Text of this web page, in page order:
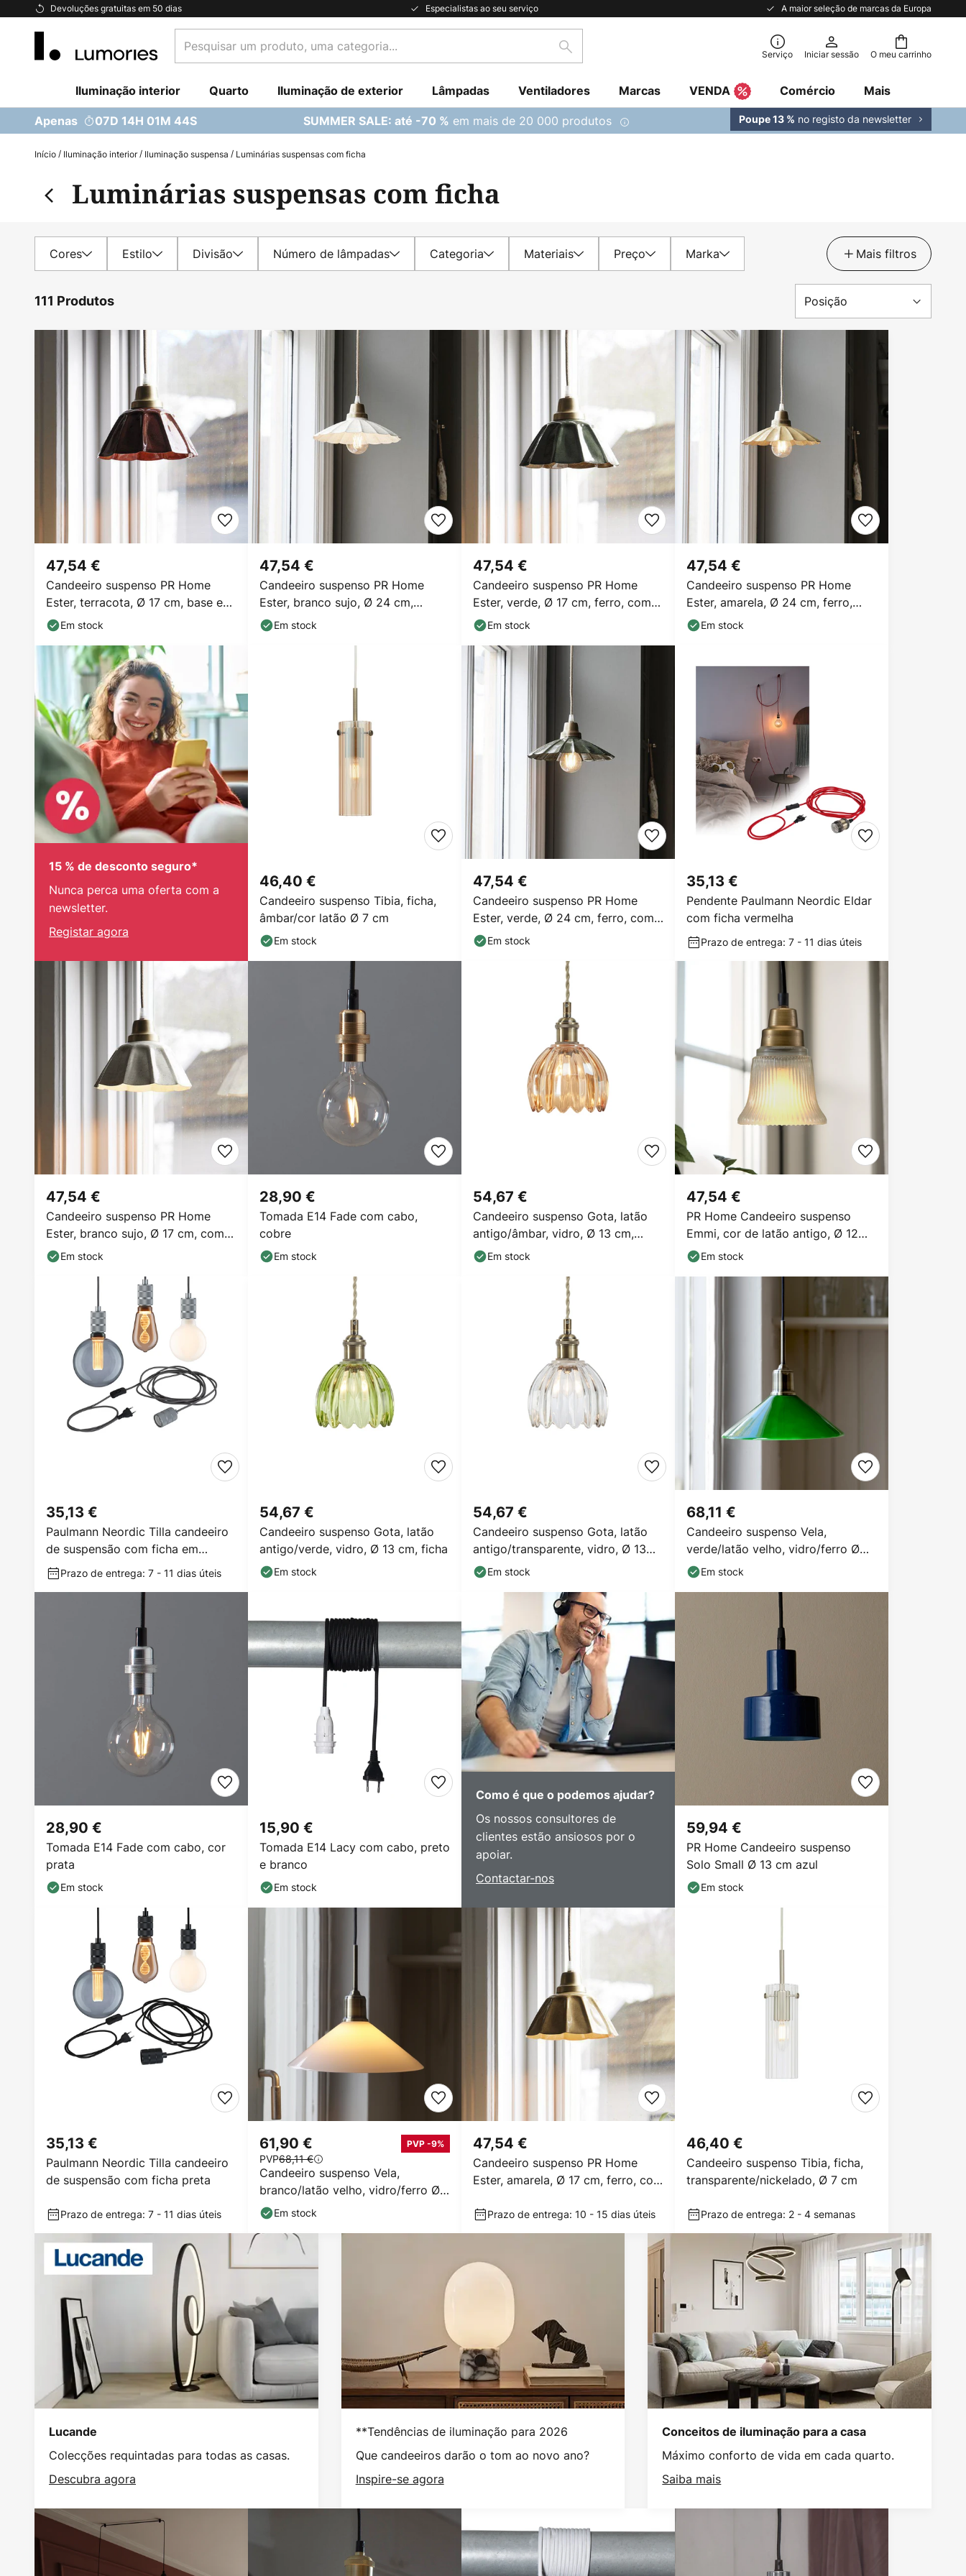
Devoluções gratuitas em 50 dias Especialistas ao seu serviço A maior seleção de marcas da Europa
Ir
Conteúdo
O meu carrinho
um
uma
categoria...
Pesquisar Serviço Iniciar sessão
Iluminação interior Quarto Iluminação de exterior Lâmpadas Ventiladores Marcas VENDA Comércio Mais
Apenas 07D 14H 01M 42S SUMMER SALE: até -70 % em mais de 20 000 produtos Poupe 13 % no registo da newsletter
Início Iluminação interior Iluminação suspensa Luminárias suspensas com ficha
Luminárias suspensas com ficha
Cores Estilo Divisão Número de lâmpadas Categoria Materiais Preço Marka Mais filtros
111 Produtos
Candeeiro suspenso PR Home
Ester, terracota, Ø 17 cm, base em
ferro
47,54 €
Em stock
Candeeiro suspenso PR Home
Ester, branco sujo, Ø 24 cm,
ferragens em ferro
47,54 €
Em stock
Candeeiro suspenso PR Home
Ester, verde, Ø 17 cm, ferro, com
ficha
47,54 €
Em stock
Candeeiro suspenso PR Home
Ester, amarela, Ø 24 cm, ferro,
com ficha
47,54 €
Em stock
15 % de desconto seguro*
Nunca perca uma oferta com a
newsletter.
Registar agora
Candeeiro suspenso Tibia, ficha,
âmbar/cor latão Ø 7 cm
46,40 €
Em stock
Candeeiro suspenso PR Home
Ester, verde, Ø 24 cm, ferro, com
ficha
47,54 €
Em stock
Pendente Paulmann Neordic Eldar
com ficha vermelha
35,13 €
Prazo de entrega: 7 - 11 dias úteis
Candeeiro suspenso PR Home
Ester, branco sujo, Ø 17 cm, com
ficha
47,54 €
Em stock
Tomada E14 Fade com cabo,
cobre
28,90 €
Em stock
Candeeiro suspenso Gota, latão
antigo/âmbar, vidro, Ø 13 cm,
ficha
54,67 €
Em stock
PR Home Candeeiro suspenso
Emmi, cor de latão antigo, Ø 12
cm
47,54 €
Em stock
Paulmann Neordic Tilla candeeiro
de suspensão com ficha em
alumínio
35,13 €
Prazo de entrega: 7 - 11 dias úteis
Candeeiro suspenso Gota, latão
antigo/verde, vidro, Ø 13 cm, ficha
54,67 €
Em stock
Candeeiro suspenso Gota, latão
antigo/transparente, vidro, Ø 13
cm, ficha
54,67 €
Em stock
Candeeiro suspenso Vela,
verde/latão velho, vidro/ferro Ø
25 cm ficha
68,11 €
Em stock
Tomada E14 Fade com cabo, cor
prata
28,90 €
Em stock
Tomada E14 Lacy com cabo, preto
e branco
15,90 €
Em stock
Como é que o podemos ajudar?
Os nossos consultores de
clientes estão ansiosos por o
apoiar.
Contactar-nos
PR Home Candeeiro suspenso
Solo Small Ø 13 cm azul
59,94 €
Em stock
Paulmann Neordic Tilla candeeiro
de suspensão com ficha preta
35,13 €
Prazo de entrega: 7 - 11 dias úteis
Candeeiro suspenso Vela,
branco/latão velho, vidro/ferro Ø
25 cm ficha
61,90 € PVP -9%
PVP68,11 €
Em stock
Candeeiro suspenso PR Home
Ester, amarela, Ø 17 cm, ferro, com
47,54 €
Prazo de entrega: 10 - 15 dias úteis
Candeeiro suspenso Tibia, ficha,
transparente/nickelado, Ø 7 cm
46,40 €
Prazo de entrega: 2 - 4 semanas
Lucande
Colecções requintadas para todas as casas.
Descubra agora
**Tendências de iluminação para 2026
Que candeeiros darão o tom ao novo ano?
Inspire-se agora
Conceitos de iluminação para a casa
Máximo conforto de vida em cada quarto.
Saiba mais